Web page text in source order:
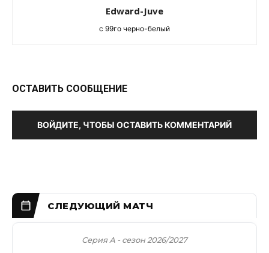
Edward-Juve
c 99го черно-белый
ОСТАВИТЬ СООБЩЕНИЕ
ВОЙДИТЕ, ЧТОБЫ ОСТАВИТЬ КОММЕНТАРИЙ
Серия А - сезон 2026/2027